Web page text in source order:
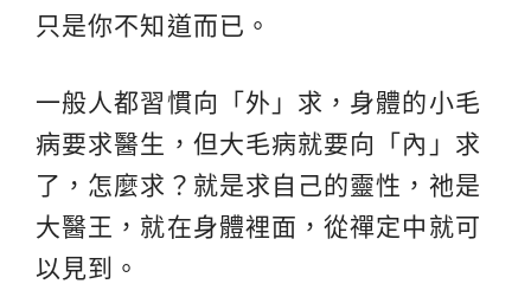
只是你不知道而已。
一般人都習慣向「外」求，身體的小毛
病要求醫生，但大毛病就要向「內」求
了，怎麼求？就是求自己的靈性，祂是
大醫王，就在身體裡面，從禪定中就可
以見到。